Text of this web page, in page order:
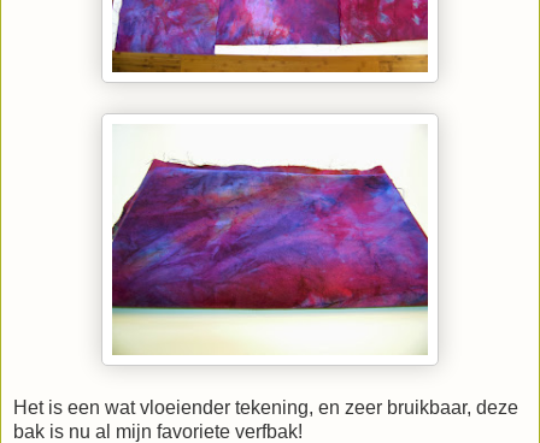
Het is een wat vloeiender tekening, en zeer bruikbaar, deze
bak is nu al mijn favoriete verfbak!